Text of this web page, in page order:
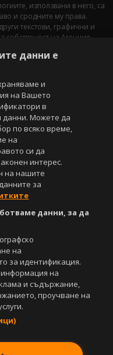
използвани в него, са
и сродните му права.
текстови, графични и
собственост на Агенция
след писмено съгласие на
и добавяне на линк към
и видео материали,
Нарушителите ще бъдат
данни е
и
на Вашето
в
данни. Можете да
по всяко време,
на
си да
интерес.
на нашите
за
данни, за да
на
за идентификация.
на
и съдържание,
проучване на